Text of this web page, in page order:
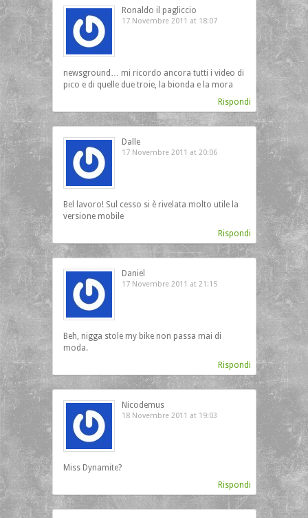
Ronaldo il pagliccio
17 Novembre 2011 at 18:07
newsground… mi ricordo ancora tutti i video di
pico e di quelle due troie, la bionda e la mora
Rispondi
Dalle
17 Novembre 2011 at 20:06
Bel lavoro! Sul cesso si è rivelata molto utile la
versione mobile
Rispondi
Daniel
17 Novembre 2011 at 21:15
Beh, nigga stole my bike non passa mai di
moda.
Rispondi
Nicodemus
18 Novembre 2011 at 19:03
Miss Dynamite?
Rispondi